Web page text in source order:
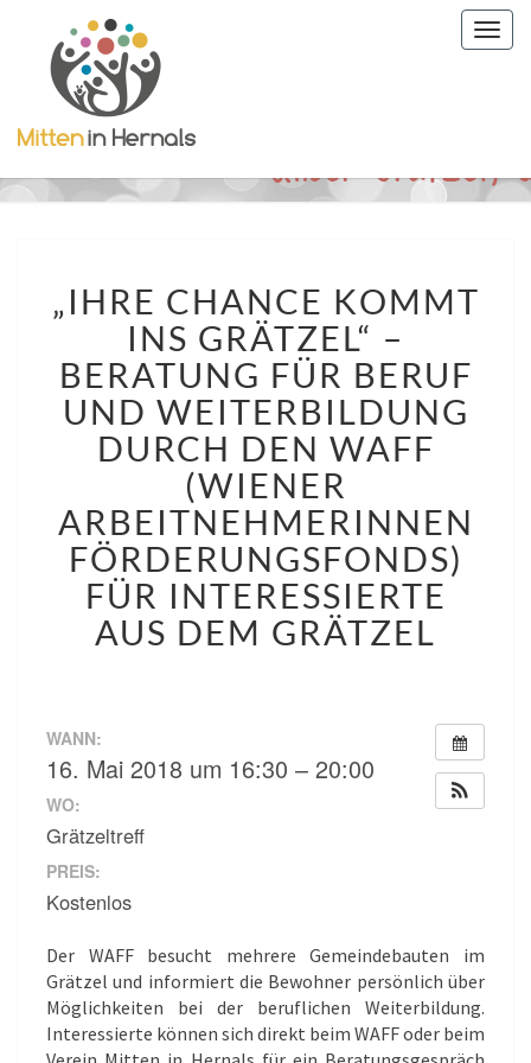
CHANCE
KOMMT
INS
GRÄTZEL“
–
BERATUNG
FÜR
BERUF
UND
WEITERBILDUNG
DURCH
DEN
WAFF
(WIENER
AUS
„IHRE CHANCE KOMMT
INS GRÄTZEL“ –
BERATUNG FÜR BERUF
UND WEITERBILDUNG
DURCH DEN WAFF
(WIENER
ARBEITNEHMERINNEN
FÖRDERUNGSFONDS)
FÜR INTERESSIERTE
AUS DEM GRÄTZEL
WANN:
16. Mai 2018 um 16:30 – 20:00
WO:
Grätzeltreff
PREIS:
Kostenlos
Der WAFF besucht mehrere Gemeindebauten im
Grätzel und informiert die Bewohner persönlich über
Möglichkeiten bei der beruflichen Weiterbildung.
Interessierte können sich direkt beim WAFF oder beim